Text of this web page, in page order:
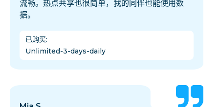
流畅。热点共享也很简单，我的同伴也能使用数
据。
已购买:
Unlimited-3-days-daily